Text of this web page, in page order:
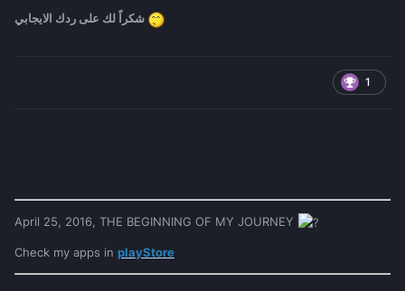
1
April 25, 2016, THE BEGINNING OF MY JOURNEY
Check my apps in playStore